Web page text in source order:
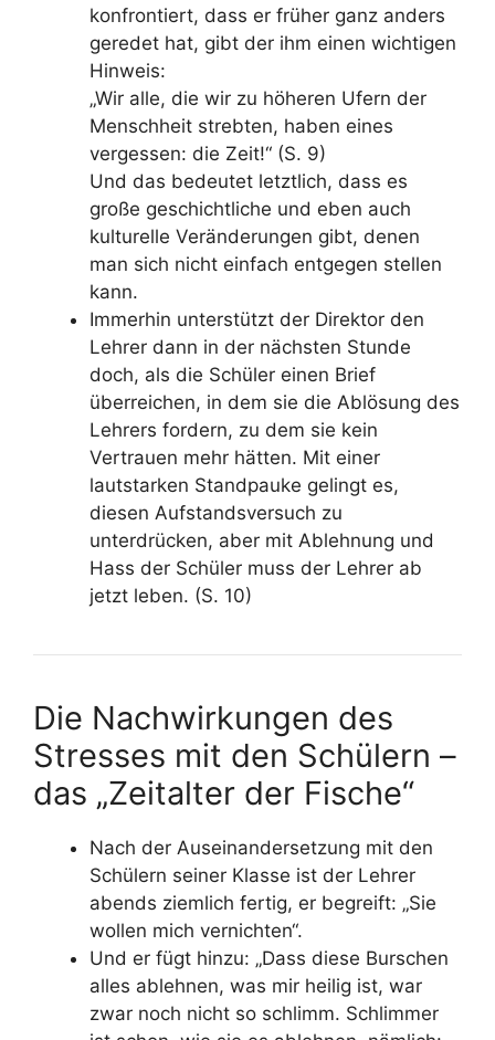
konfrontiert, dass er früher ganz anders
geredet hat, gibt der ihm einen wichtigen
Hinweis:
„Wir alle, die wir zu höheren Ufern der
Menschheit strebten, haben eines
vergessen: die Zeit!“ (S. 9)
Und das bedeutet letztlich, dass es
große geschichtliche und eben auch
kulturelle Veränderungen gibt, denen
man sich nicht einfach entgegen stellen
kann.
Immerhin unterstützt der Direktor den
Lehrer dann in der nächsten Stunde
doch, als die Schüler einen Brief
überreichen, in dem sie die Ablösung des
Lehrers fordern, zu dem sie kein
Vertrauen mehr hätten. Mit einer
lautstarken Standpauke gelingt es,
diesen Aufstandsversuch zu
unterdrücken, aber mit Ablehnung und
Hass der Schüler muss der Lehrer ab
jetzt leben. (S. 10)
Die Nachwirkungen des
Stresses mit den Schülern –
das „Zeitalter der Fische“
Nach der Auseinandersetzung mit den
Schülern seiner Klasse ist der Lehrer
abends ziemlich fertig, er begreift: „Sie
wollen mich vernichten“.
Und er fügt hinzu: „Dass diese Burschen
alles ablehnen, was mir heilig ist, war
zwar noch nicht so schlimm. Schlimmer